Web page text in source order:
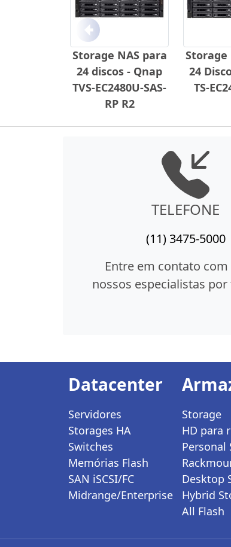
Storage NAS para
24 discos - Qnap
TVS-EC2480U-SAS-
RP R2
Storage
24
TS-
Anterior
TELEFONE
(11) 3475-5000
Entre em contato
nossos especialistas
Datacenter
Servidores
Storages HA
Switches
Memórias Flash
SAN iSCSI/FC
Midrange/Enterprise
Storage
HD para
Personal
Desktop
Hybrid
All Flash